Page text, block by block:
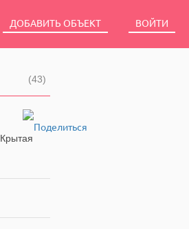
ДОБАВИТЬ ОБЪЕКТ ВОЙТИ
(43)
Крытая
ЙОГА